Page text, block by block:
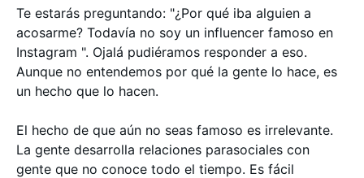
Te estarás preguntando: "¿Por qué iba alguien a
acosarme? Todavía no soy un influencer famoso en
Instagram ". Ojalá pudiéramos responder a eso.
Aunque no entendemos por qué la gente lo hace, es
un hecho que lo hacen.
El hecho de que aún no seas famoso es irrelevante.
La gente desarrolla relaciones parasociales con
gente que no conoce todo el tiempo. Es fácil